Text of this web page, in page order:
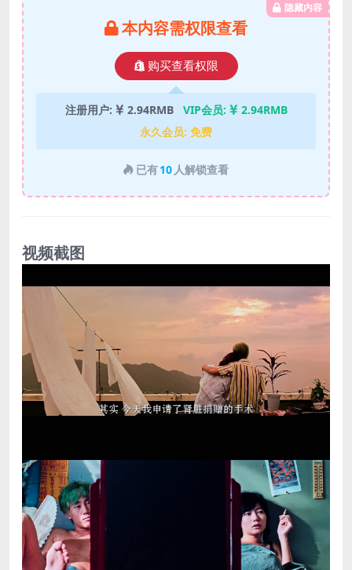
隐藏内容
本内容需权限查看
购买查看权限
注册用户: 2.94RMB VIP会员:
2.94RMB
永久会员: 免费
已有10 人解锁查看
视频截图